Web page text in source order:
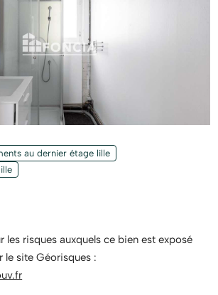
au dernier étage lille
les risques auxquels ce bien est exposé
le site Géorisques :